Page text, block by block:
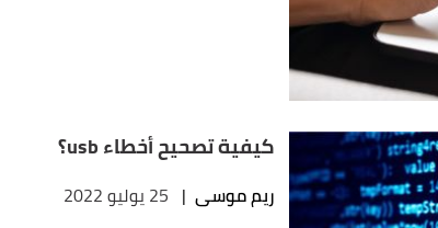
كيفية تصحيح أخطاء usb؟
ريم موسى | 25 يوليو 2022